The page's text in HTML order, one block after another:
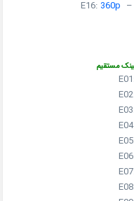
E16: 360p –
مستقیم